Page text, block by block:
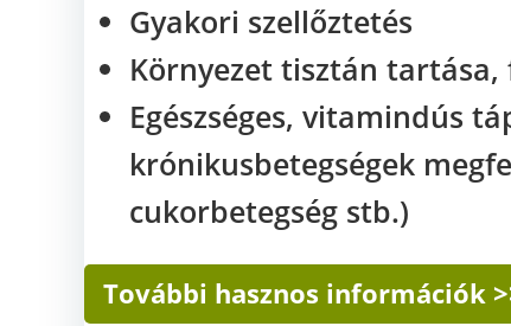
Gyakori szellőztetés
Környezet tisztán
Egészséges, vitamindús
krónikusbetegségek
cukorbetegség stb.)
További hasznos információk